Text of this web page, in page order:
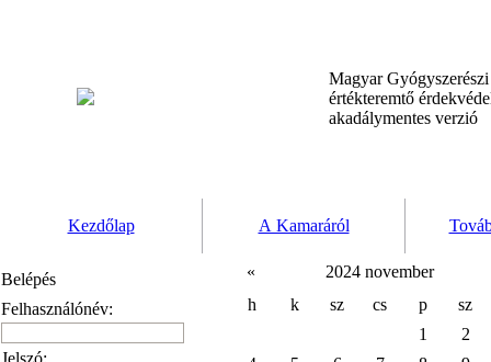
Magyar
értékteremtő
akadálymentes verzió
Kezdőlap A Kamaráról
Belépés
Felhasználónév:
Jelszó:
«
2024 november
h
k sz cs p
sz
1
2